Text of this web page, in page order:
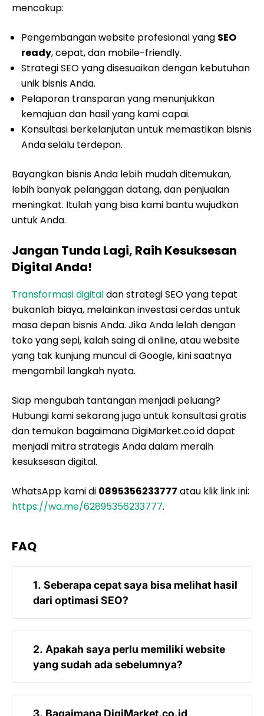
mencakup:
Pengembangan website profesional yang SEO
ready, cepat, dan mobile-friendly.
Strategi SEO yang disesuaikan dengan kebutuhan
unik bisnis Anda.
Pelaporan transparan yang menunjukkan
kemajuan dan hasil yang kami capai.
Konsultasi berkelanjutan untuk memastikan bisnis
Anda selalu terdepan.
Bayangkan bisnis Anda lebih mudah ditemukan,
lebih banyak pelanggan datang, dan penjualan
meningkat. Itulah yang bisa kami bantu wujudkan
untuk Anda.
Jangan Tunda Lagi, Raih Kesuksesan
Digital Anda!
Transformasi digitaldan strategi SEO yang tepat
bukanlah biaya, melainkan investasi cerdas untuk
masa depan bisnis Anda. Jika Anda lelah dengan
toko yang sepi, kalah saing di online, atau website
yang tak kunjung muncul di Google, kini saatnya
mengambil langkah nyata.
Siap mengubah tantangan menjadi peluang?
Hubungi kami sekarang juga untuk konsultasi gratis
dan temukan bagaimana DigiMarket.co.id dapat
menjadi mitra strategis Anda dalam meraih
kesuksesan digital.
WhatsApp kami di 0895356233777 atau klik link ini:
https://wa.me/62895356233777.
FAQ
1. Seberapa cepat saya bisa melihat hasil
dari optimasi SEO?
persaingan industri, kualitas website Anda
saat ini, dan seberapa agresifnya strategi
yang diterapkan. Umumnya, Anda bisa mulai
melihat peningkatan trafik dan peringkat
2. Apakah saya perlu memiliki website
yang sudah ada sebelumnya?
3. Bagaimana DigiMarket.co.id